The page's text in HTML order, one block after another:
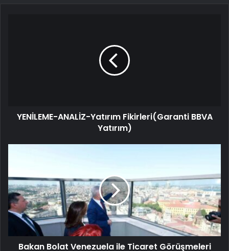
YENİLEME-ANALİZ-Yatırım Fikirleri(Garanti BBVA
Yatırım)
Bakan Bolat Venezuela ile Ticaret Görüşmeleri